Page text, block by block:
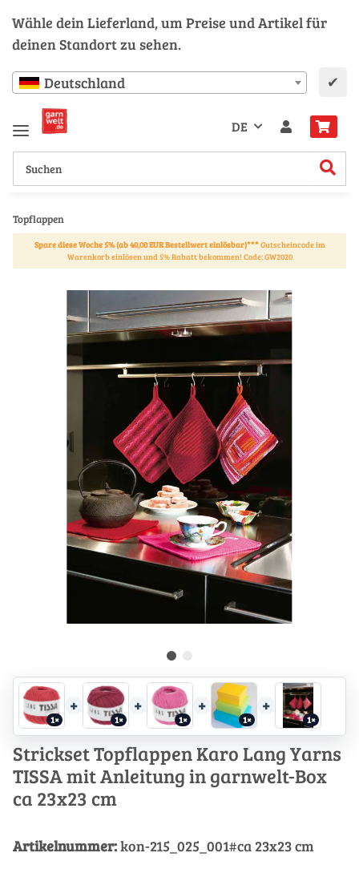
Wähle dein Lieferland, um Preise und Artikel für
deinen Standort zu sehen.
Deutschland ✔
DE
Topflappen
Spare diese Woche 5% (ab 40,00 EUR Bestellwert einlösbar)***Gutscheincode im
Warenkorb einlösen und 5% Rabatt bekommen! Code: GW2020
1×
+
1×
+
1×
+
1×
+
1×
Strickset Topflappen Karo Lang Yarns
TISSA mit Anleitung in garnwelt-Box
ca 23x23 cm
Artikelnummer:kon-215_025_001#ca 23x23 cm